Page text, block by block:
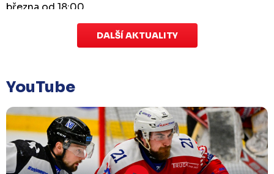
března od 18:00.
Zápas dorostu je odložen
které se mělo odehrát v pátek 30. ledna ve 14:15,
odloženo!Odehraje se v náhradním termínu, o
kterém se bude jednat.
Náhradní termín 32. kola
Úterý 27. ledna |Utkání 32. kola v Písku, které se
DALŠÍ AKTUALITY
YouTube